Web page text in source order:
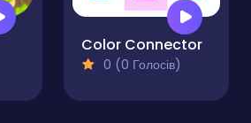
Color Connector
0 (0 Голосів)